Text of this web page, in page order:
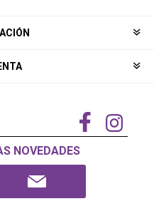
NOVEDADES